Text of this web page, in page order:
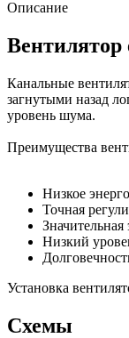
Описание
Канальные
загнутыми назад
уровень шума.
Преимущества
Низкое
Точная
Низкий
Установка
Схемы